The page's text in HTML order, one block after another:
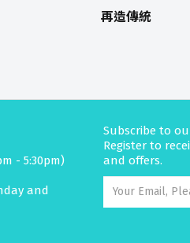
再造傳統
- 5:30pm)
and
Subscribe to
Register to
and offers.